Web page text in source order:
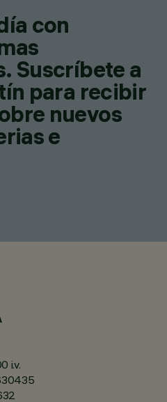
con
Suscríbete a
para recibir
nuevos
e
i.v.